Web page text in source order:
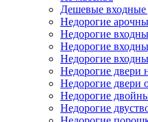
Дешевые входные
Недорогие
Недорогие
Недорогие
Недорогие
Недорогие двери
Недорогие двери
Недорогие
Недорогие